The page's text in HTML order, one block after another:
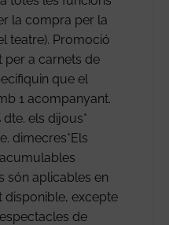
la compra per la
teatre). Promoció
per a carnets de
que el
1 acompanyant.
dte. els dijous*
dimecres*Els
són aplicables en
disponible, excepte
de